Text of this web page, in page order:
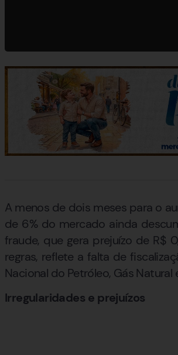
A menos de dois meses para o
de 6% do mercado ainda
fraude, que gera prejuízo de R$
regras, reflete a falta de
Nacional do Petróleo, Gás
Irregularidades e prejuízos